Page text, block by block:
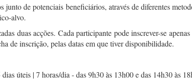
junto de potenciais beneficiários, através de diferentes
alvo.
duas acções. Cada participante pode inscrever-se
de inscrição, pelas datas em que tiver disponibilidade.
dias úteis | 7 horas/dia - das 9h30 às 13h00 e das 14h30 às